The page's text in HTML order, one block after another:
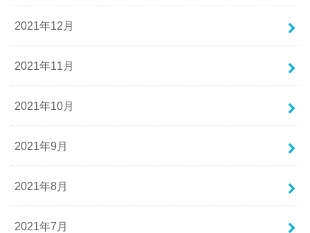
2021年12月
2021年11月
2021年10月
2021年9月
2021年8月
2021年7月